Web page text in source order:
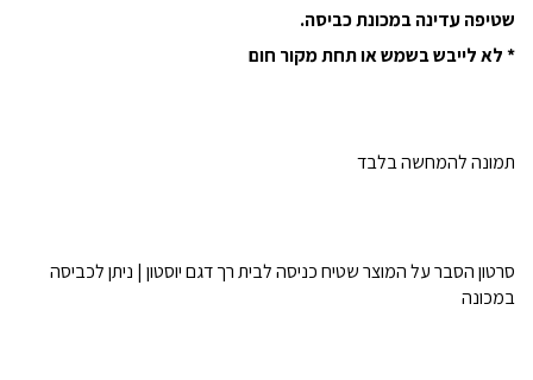
שטיפה עדינה במכונת כביסה.
* לא לייבש בשמש או תחת מקור חום
תמונה להמחשה בלבד
סרטון הסבר על המוצר שטיח כניסה לבית רך דגם יוסטון | ניתן לכביסה
במכונה